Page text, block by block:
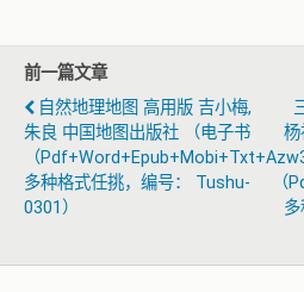
前一篇文章
自然地理地图 高用版 吉小梅,
朱良 中国地图出版社 （电子书
（pdf+word+epub+mobi+txt+azw3
多种格式任挑，编号： Tushu-
0301）
杨
（